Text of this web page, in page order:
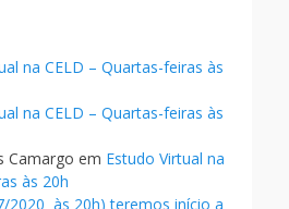
na CELD – Quartas-feiras às
na CELD – Quartas-feiras às
Camargo em Estudo Virtual na
às 20h
2020 às 20h) teremos início a